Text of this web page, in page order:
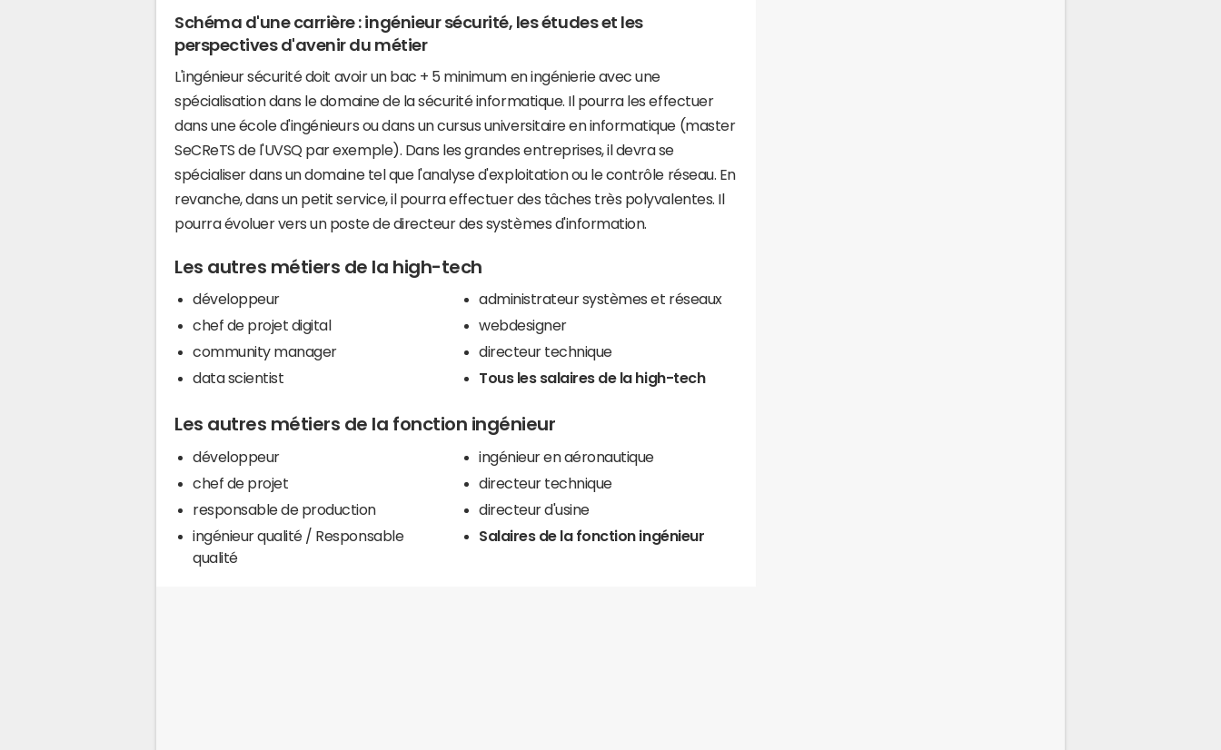
Schéma d'une carrière : ingénieur sécurité, les études et les
perspectives d'avenir du métier
L'ingénieur sécurité doit avoir un bac + 5 minimum en ingénierie avec une
spécialisation dans le domaine de la sécurité informatique. Il pourra les effectuer
dans une école d'ingénieurs ou dans un cursus universitaire en informatique (master
SeCReTS de l'UVSQ par exemple). Dans les grandes entreprises, il devra se
spécialiser dans un domaine tel que l'analyse d'exploitation ou le contrôle réseau. En
revanche, dans un petit service, il pourra effectuer des tâches très polyvalentes. Il
pourra évoluer vers un poste de directeur des systèmes d'information.
Les autres métiers de la high-tech
développeur
chef de projet digital
community manager
data scientist
administrateur systèmes et réseaux
webdesigner
directeur technique
Tous les salaires de la high-tech
Les autres métiers de la fonction ingénieur
développeur
chef de projet
responsable de production
ingénieur qualité / Responsable
qualité
ingénieur en aéronautique
directeur technique
directeur d'usine
Salaires de la fonction ingénieur